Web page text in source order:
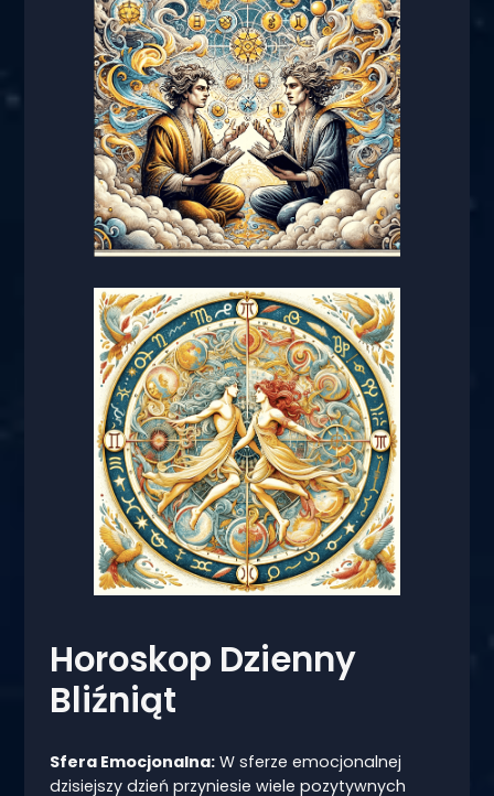
Horoskop Dzienny
Bliźniąt
Sfera Emocjonalna:W sferze emocjonalnej
dzisiejszy dzień przyniesie wiele pozytywnych